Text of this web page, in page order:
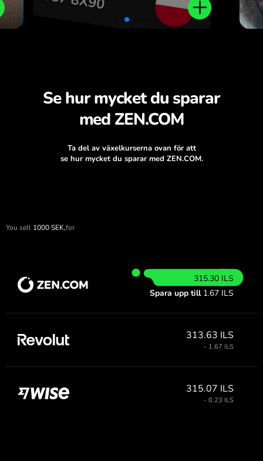
Se hur mycket du sparar
med ZEN.COM
Ta del av växelkurserna ovan för att
se hur mycket du sparar med ZEN.COM.
You sell 1000SEK,for
315.30 ILS
Spara upp till 1.67 ILS
313.63 ILS
- 1.67 ILS
315.07 ILS
- 0.23 ILS